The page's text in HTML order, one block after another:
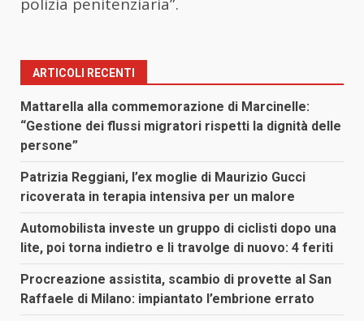
ARTICOLI RECENTI
Mattarella alla commemorazione di Marcinelle:
“Gestione dei flussi migratori rispetti la dignità delle
persone”
Patrizia Reggiani, l’ex moglie di Maurizio Gucci
ricoverata in terapia intensiva per un malore
Automobilista investe un gruppo di ciclisti dopo una
lite, poi torna indietro e li travolge di nuovo: 4 feriti
Procreazione assistita, scambio di provette al San
Raffaele di Milano: impiantato l’embrione errato